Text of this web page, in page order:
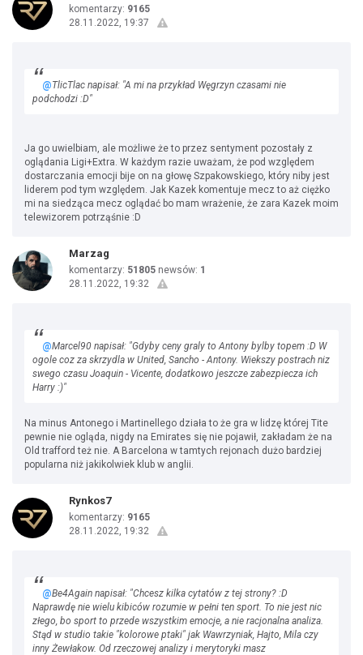
komentarzy: 9165
28.11.2022, 19:37
@TlicTlac napisał: "A mi na przykład Węgrzyn czasami nie
podchodzi :D"
Ja go uwielbiam, ale możliwe że to przez sentyment pozostały z
oglądania Ligi+Extra. W każdym razie uważam, że pod względem
dostarczania emocji bije on na głowę Szpakowskiego, który niby jest
liderem pod tym względem. Jak Kazek komentuje mecz to aż ciężko
mi na siedząca mecz oglądać bo mam wrażenie, że zara Kazek moim
telewizorem potrząśnie :D
Marzag
komentarzy: 51805 newsów: 1
28.11.2022, 19:32
@Marcel90 napisał: "Gdyby ceny graly to Antony bylby topem :D W
ogole coz za skrzydla w United, Sancho - Antony. Wiekszy postrach niz
swego czasu Joaquin - Vicente, dodatkowo jeszcze zabezpiecza ich
Harry :)"
Na minus Antonego i Martinellego działa to że gra w lidzę której Tite
pewnie nie ogląda, nigdy na Emirates się nie pojawił, zakładam że na
Old trafford też nie. A Barcelona w tamtych rejonach dużo bardziej
popularna niż jakikolwiek klub w anglii.
Rynkos7
komentarzy: 9165
28.11.2022, 19:32
@Be4Again napisał: "Chcesz kilka cytatów z tej strony? :D
Naprawdę nie wielu kibiców rozumie w pełni ten sport. To nie jest nic
złego, bo sport to przede wszystkim emocje, a nie racjonalna analiza.
Stąd w studio takie "kolorowe ptaki" jak Wawrzyniak, Hajto, Mila czy
inny Żewłakow. Od rzeczowej analizy i merytoryki masz